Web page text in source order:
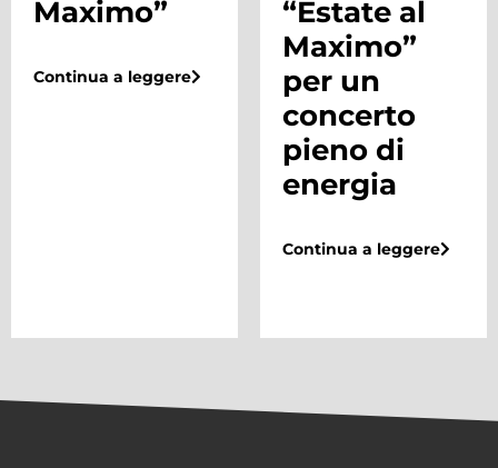
Maximo”
Continua a leggere
“Estate al
Maximo”
per un
concerto
pieno di
energia
Continua a leggere